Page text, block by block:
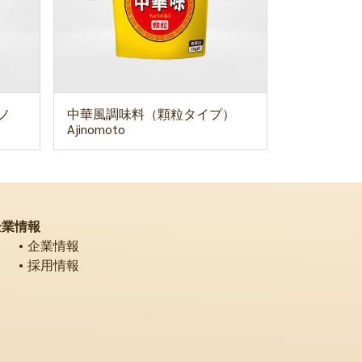
中華風調味料（顆粒タイプ）
Ajinomoto
情報
企業情報
採用情報